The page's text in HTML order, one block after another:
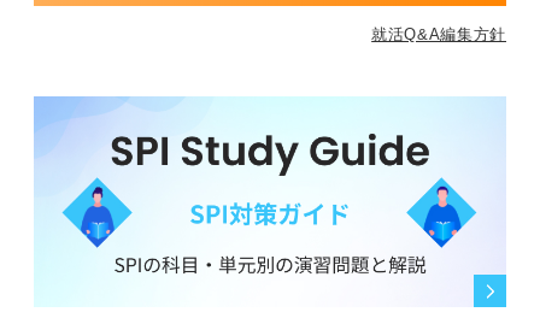
就活Q&A編集方針